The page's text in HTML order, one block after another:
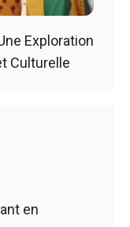
Exploration
Culturelle
en